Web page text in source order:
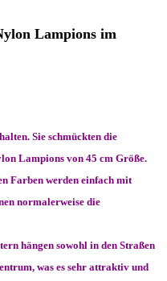
Lampions im
Sie schmückten die
Lampions von 45 cm Größe.
Farben werden einfach mit
normalerweise die
hängen sowohl in den Straßen
was es sehr attraktiv und